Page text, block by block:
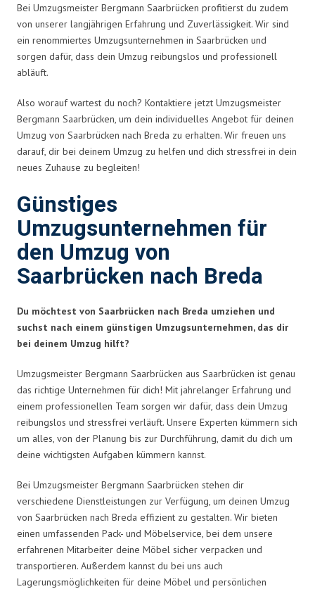
Bei Umzugsmeister Bergmann Saarbrücken profitierst du zudem
von unserer langjährigen Erfahrung und Zuverlässigkeit. Wir sind
ein renommiertes Umzugsunternehmen in Saarbrücken und
sorgen dafür, dass dein Umzug reibungslos und professionell
abläuft.
Also worauf wartest du noch? Kontaktiere jetzt Umzugsmeister
Bergmann Saarbrücken, um dein individuelles Angebot für deinen
Umzug von Saarbrücken nach Breda zu erhalten. Wir freuen uns
darauf, dir bei deinem Umzug zu helfen und dich stressfrei in dein
neues Zuhause zu begleiten!
Günstiges
Umzugsunternehmen für
den Umzug von
Saarbrücken nach Breda
Du möchtest von Saarbrücken nach Breda umziehen und
suchst nach einem günstigen Umzugsunternehmen, das dir
bei deinem Umzug hilft?
Umzugsmeister Bergmann Saarbrücken aus Saarbrücken ist genau
das richtige Unternehmen für dich! Mit jahrelanger Erfahrung und
einem professionellen Team sorgen wir dafür, dass dein Umzug
reibungslos und stressfrei verläuft. Unsere Experten kümmern sich
um alles, von der Planung bis zur Durchführung, damit du dich um
deine wichtigsten Aufgaben kümmern kannst.
Bei Umzugsmeister Bergmann Saarbrücken stehen dir
verschiedene Dienstleistungen zur Verfügung, um deinen Umzug
von Saarbrücken nach Breda effizient zu gestalten. Wir bieten
einen umfassenden Pack- und Möbelservice, bei dem unsere
erfahrenen Mitarbeiter deine Möbel sicher verpacken und
transportieren. Außerdem kannst du bei uns auch
Lagerungsmöglichkeiten für deine Möbel und persönlichen